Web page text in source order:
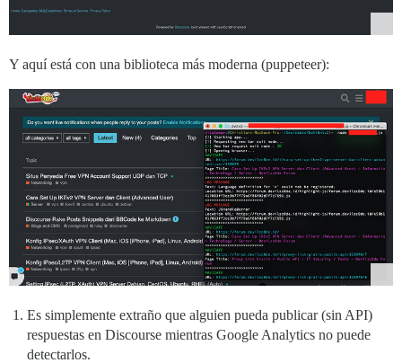
Y aquí está con una biblioteca más moderna (puppeteer):
Es simplemente extraño que alguien pueda publicar (sin API)
respuestas en Discourse mientras Google Analytics no puede
detectarlos.